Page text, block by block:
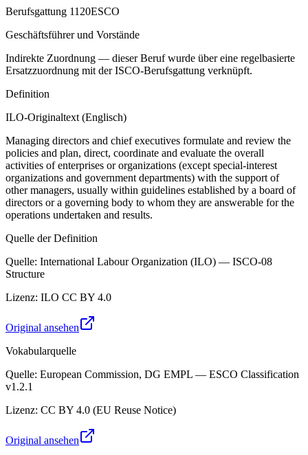
Berufsgattung 1120ESCO
Geschäftsführer und Vorstände
Indirekte Zuordnung — dieser Beruf wurde über eine regelbasierte
Ersatzzuordnung mit der ISCO-Berufsgattung verknüpft.
Definition
ILO-Originaltext (Englisch)
Managing directors and chief executives formulate and review the
policies and plan, direct, coordinate and evaluate the overall
activities of enterprises or organizations (except special-interest
organizations and government departments) with the support of
other managers, usually within guidelines established by a board of
directors or a governing body to whom they are answerable for the
operations undertaken and results.
Quelle der Definition
Quelle: International Labour Organization (ILO) — ISCO-08
Structure
Lizenz: ILO CC BY 4.0
Original ansehen
Vokabularquelle
Quelle: European Commission, DG EMPL — ESCO Classification
v1.2.1
Lizenz: CC BY 4.0 (EU Reuse Notice)
Original ansehen